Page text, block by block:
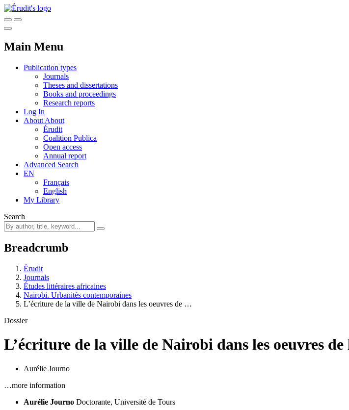
Main Menu
Publication types
Journals
Theses and dissertations
Books and proceedings
Research reports
Log In
About About
Érudit
Coalition Publica
Open access
Annual report
Advanced Search
EN
Français
English
My Library
Search
Breadcrumb
Érudit
Journals
Études littéraires africaines
Nairobi. Urbanités contemporaines
L’écriture de la ville de Nairobi dans les oeuvres de …
Dossier
L’écriture de la ville de Nairobi dans les oeuvres
Aurélie Journo
…more information
Aurélie Journo Doctorante, Université de Tours